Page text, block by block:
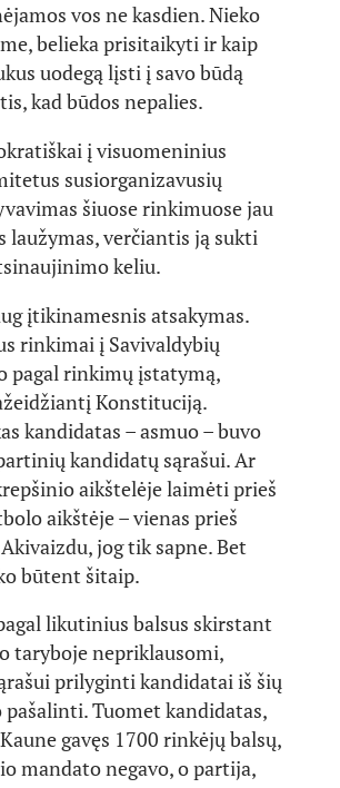
vos ne kasdien. Nieko
belieka prisitaikyti ir kaip
uodegą lįsti į savo būdą
kad būdos nepalies.
į visuomeninius
susiorganizavusių
šiuose rinkimuose jau
laužymas, verčiantis ją sukti
keliu.
įtikinamesnis atsakymas.
rinkimai į Savivaldybių
pagal rinkimų įstatymą,
Konstituciją.
kandidatas – asmuo – buvo
kandidatų sąrašui. Ar
aikštelėje laimėti prieš
aikštėje – vienas prieš
jog tik sapne. Bet
būtent šitaip.
likutinius balsus skirstant
taryboje nepriklausomi,
prilyginti kandidatai iš šių
pašalinti. Tuomet kandidatas,
gavęs 1700 rinkėjų balsų,
mandato negavo, o partija,